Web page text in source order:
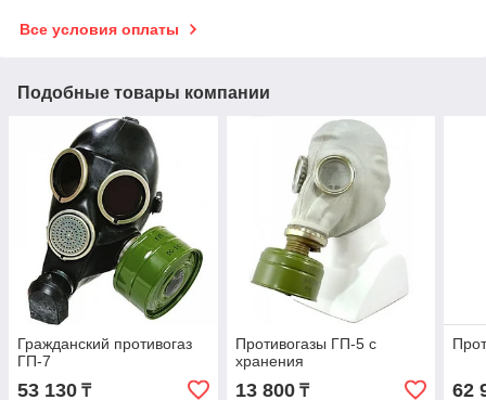
Все условия оплаты
Подобные товары компании
Гражданский противогаз
ГП-7
53 130 ₸
Противогазы ГП-5 с
хранения
13 800₸ 62